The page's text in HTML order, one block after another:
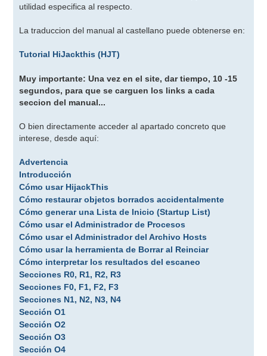
utilidad especifica al respecto.
La traduccion del manual al castellano puede obtenerse en:
Tutorial HiJackthis (HJT)
Muy importante: Una vez en el site, dar tiempo, 10 -15
segundos, para que se carguen los links a cada
seccion del manual...
O bien directamente acceder al apartado concreto que
interese, desde aquí:
Advertencia
Introducción
Cómo usar HijackThis
Cómo restaurar objetos borrados accidentalmente
Cómo generar una Lista de Inicio (Startup List)
Cómo usar el Administrador de Procesos
Cómo usar el Administrador del Archivo Hosts
Cómo usar la herramienta de Borrar al Reinciar
Cómo interpretar los resultados del escaneo
Secciones R0, R1, R2, R3
Secciones F0, F1, F2, F3
Secciones N1, N2, N3, N4
Sección O1
Sección O2
Sección O3
Sección O4